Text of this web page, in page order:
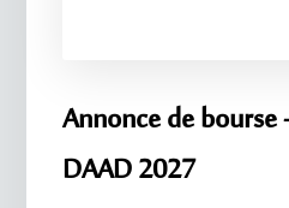
Annonce de
DAAD 2027